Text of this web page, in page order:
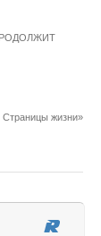
жизни»